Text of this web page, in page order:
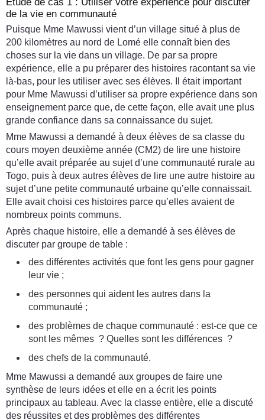
de la vie en communauté
Puisque Mme Mawussi vient d’un village situé à plus de
200 kilomètres au nord de Lomé elle connaît bien des
choses sur la vie dans un village. De par sa propre
expérience, elle a pu préparer des histoires racontant sa vie
là-bas, pour les utiliser avec ses élèves. Il était important
pour Mme Mawussi d’utiliser sa propre expérience dans son
enseignement parce que, de cette façon, elle avait une plus
grande confiance dans sa connaissance du sujet.
Mme Mawussi a demandé à deux élèves de sa classe du
cours moyen deuxième année (CM2) de lire une histoire
qu’elle avait préparée au sujet d’une communauté rurale au
Togo, puis à deux autres élèves de lire une autre histoire au
sujet d’une petite communauté urbaine qu’elle connaissait.
Elle avait choisi ces histoires parce qu’elles avaient de
nombreux points communs.
Après chaque histoire, elle a demandé à ses élèves de
discuter par groupe de table :
des différentes activités que font les gens pour gagner
leur vie ;
des personnes qui aident les autres dans la
communauté ;
des problèmes de chaque communauté : est-ce que ce
sont les mêmes ? Quelles sont les différences ?
des chefs de la communauté.
Mme Mawussi a demandé aux groupes de faire une
synthèse de leurs idées et elle en a écrit les points
principaux au tableau. Avec la classe entière, elle a discuté
des réussites et des problèmes des différentes